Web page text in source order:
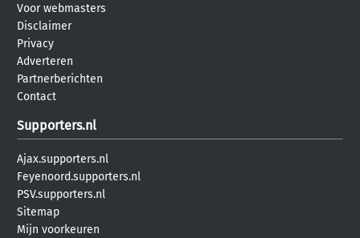
Voor webmasters
Disclaimer
Privacy
Adverteren
Partnerberichten
Contact
Supporters.nl
Ajax.supporters.nl
Feyenoord.supporters.nl
PSV.supporters.nl
Sitemap
Mijn voorkeuren